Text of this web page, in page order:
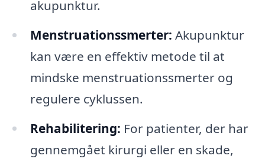
akupunktur.
Menstruationssmerter: Akupunktur
kan være en effektiv metode til at
mindske menstruationssmerter og
regulere cyklussen.
Rehabilitering: For patienter, der har
gennemgået kirurgi eller en skade,